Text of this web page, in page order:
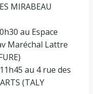
MIRABEAU
au Espace
Maréchal Lattre
au 4 rue des
(TALY